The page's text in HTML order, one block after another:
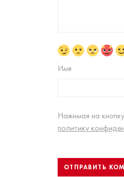
Имя
Нажимая на
политику